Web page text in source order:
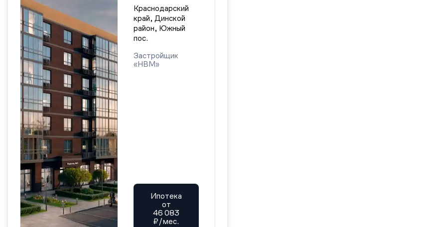
Краснодарский
край, Динской
район, Южный
пос.
Застройщик
«НВМ»
Ипотека
от
46 083
₽/мес.